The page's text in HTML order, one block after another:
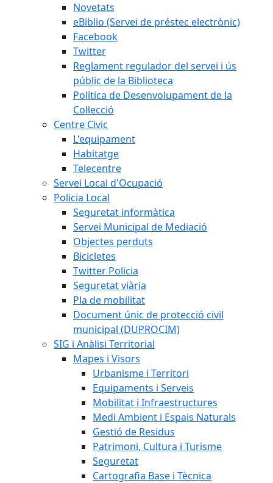
Novetats
eBiblio (Servei de préstec electrònic)
Facebook
Twitter
Reglament regulador del servei i ús
públic de la Biblioteca
Política de Desenvolupament de la
Col·lecció
Centre Civic
L'equipament
Habitatge
Telecentre
Servei Local d'Ocupació
Policia Local
Seguretat informàtica
Servei Municipal de Mediació
Objectes perduts
Bicicletes
Twitter Policia
Seguretat viària
Pla de mobilitat
Document únic de protecció civil
municipal (DUPROCIM)
SIG i Anàlisi Territorial
Mapes i Visors
Urbanisme i Territori
Equipaments i Serveis
Mobilitat i Infraestructures
Medi Ambient i Espais Naturals
Gestió de Residus
Patrimoni, Cultura i Turisme
Seguretat
Cartografia Base i Tècnica